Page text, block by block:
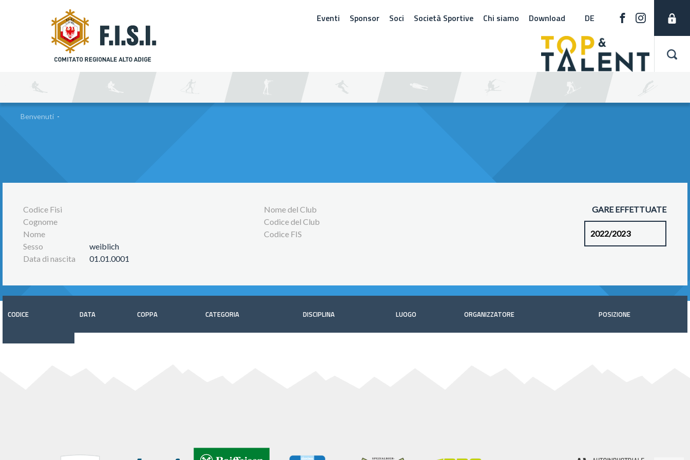
Eventi Sponsor Soci Società Sportive Chi siamo Download DE
Benvenuti -
Codice Fisi
Cognome
Nome
Sesso
weiblich
Data di nascita
01.01.0001
Nome del Club
Codice del Club
Codice FIS
GARE EFFETTUATE
CODICE DATA COPPA CATEGORIA DISCIPLINA LUOGO ORGANIZZATORE POSIZIONE